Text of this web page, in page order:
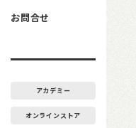
お問合せ
アカデミー
オンラインストア